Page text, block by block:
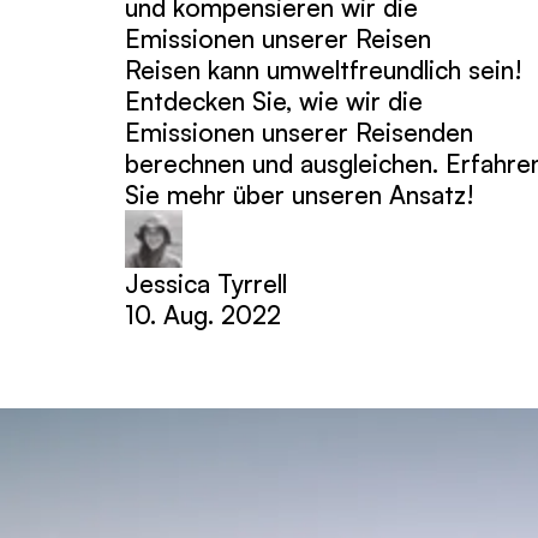
und kompensieren wir die
Emissionen unserer Reisen
Reisen kann umweltfreundlich sein!
Entdecken Sie, wie wir die
Emissionen unserer Reisenden
berechnen und ausgleichen.
Sie mehr über unseren Ansatz!
Jessica Tyrrell
10. Aug. 2022